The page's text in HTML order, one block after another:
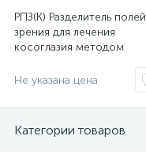
РПЗ(К) Разделитель полей
зрения для лечения
косоглазия методом
Не указана цена
Категории товаров